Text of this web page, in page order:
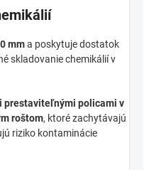
mma poskytuje dostatok
skladovanie chemikálií v
prestaviteľnými policami v
roštom, ktoré zachytávajú
riziko kontaminácie